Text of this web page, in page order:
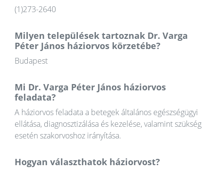
(1)273-2640
Milyen települések tartoznak Dr. Varga
Péter János háziorvos körzetébe?
Budapest
Mi Dr. Varga Péter János háziorvos
feladata?
A háziorvos feladata a betegek általános egészségügyi
ellátása, diagnosztizálása és kezelése, valamint szükség
esetén szakorvoshoz irányítása.
Hogyan választhatok háziorvost?